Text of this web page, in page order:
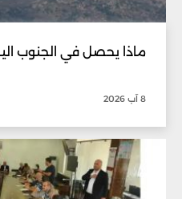
ماذا يحصل في الجنوب
8 آب 2026